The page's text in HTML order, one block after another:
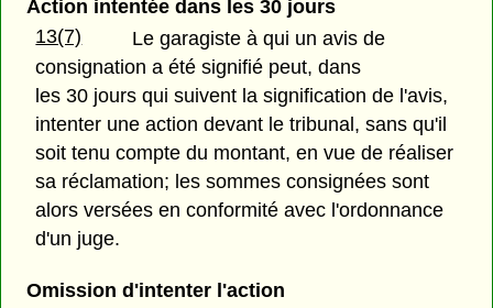
Action intentée dans les 30 jours
13(7)
Le garagiste à qui un avis de
consignation a été signifié peut, dans
les 30 jours qui suivent la signification de l'avis,
intenter une action devant le tribunal, sans qu'il
soit tenu compte du montant, en vue de réaliser
sa réclamation; les sommes consignées sont
alors versées en conformité avec l'ordonnance
d'un juge.
Omission d'intenter l'action